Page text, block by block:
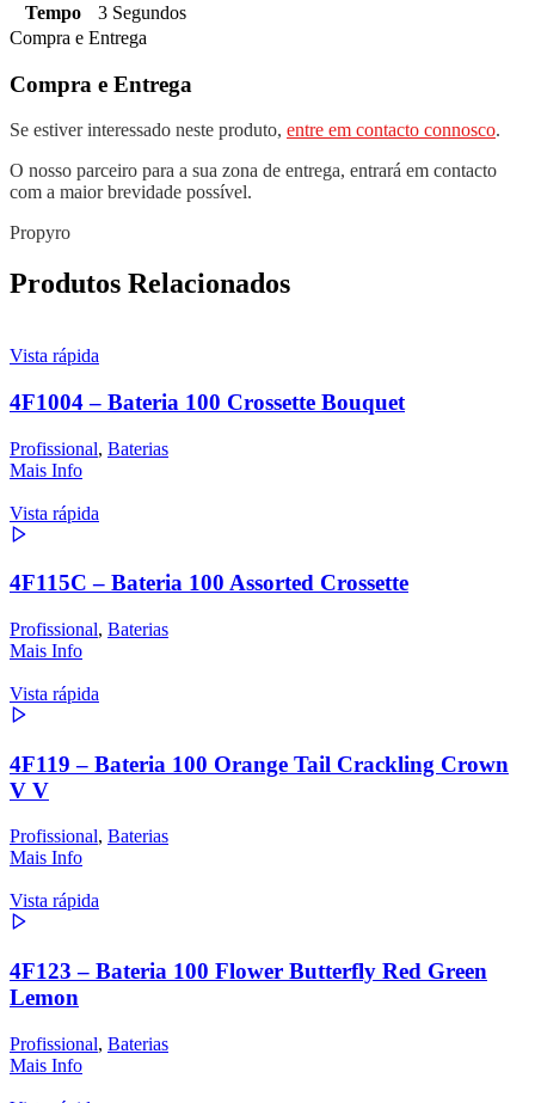
Tempo
3 Segundos
Compra e Entrega
Compra e Entrega
Se estiver interessado neste produto, entre em contacto connosco.
O nosso parceiro para a sua zona de entrega, entrará em contacto
com a maior brevidade possível.
Propyro
Produtos Relacionados
Vista rápida
4F1004 – Bateria 100 Crossette Bouquet
Profissional, Baterias
Mais Info
Vista rápida
4F115C – Bateria 100 Assorted Crossette
Profissional, Baterias
Mais Info
Vista rápida
4F119 – Bateria 100 Orange Tail Crackling Crown
V V
Profissional, Baterias
Mais Info
Vista rápida
4F123 – Bateria 100 Flower Butterfly Red Green
Lemon
Profissional, Baterias
Mais Info